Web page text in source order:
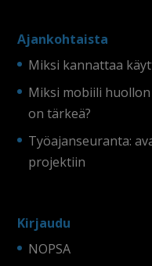
Ajankohtaista
Miksi kannattaa
Miksi mobiili
on tärkeä?
Työajanseuranta:
projektiin
Kirjaudu
NOPSA